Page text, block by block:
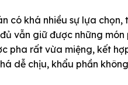
có khá nhiều sự lựa
vẫn giữ được những
pha rất vừa miệng, kết
dễ chịu, khẩu phần